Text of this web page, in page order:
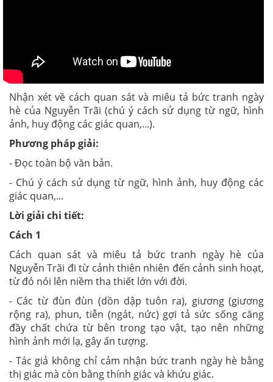
Nhận xét về cách quan sát và miêu tả bức tranh ngày
hè của Nguyễn Trãi (chú ý cách sử dụng từ ngữ, hình
ảnh, huy động các giác quan,...).
Phương pháp giải:
- Đọc toàn bộ văn bản.
- Chú ý cách sử dụng từ ngữ, hình ảnh, huy động các
giác quan,...
Lời giải chi tiết:
Cách 1
Cách quan sát và miêu tả bức tranh ngày hè của
Nguyễn Trãi đi từ cảnh thiên nhiên đến cảnh sinh hoạt,
từ đó nói lên niềm tha thiết lớn với đời.
- Các từ đùn đùn (dồn dập tuôn ra), giương (giương
rộng ra), phun, tiễn (ngát, nức) gợi tả sức sống căng
đầy chất chứa từ bên trong tạo vật, tạo nên những
hình ảnh mới lạ, gây ấn tượng.
- Tác giả không chỉ cảm nhận bức tranh ngày hè bằng
thị giác mà còn bằng thính giác và khứu giác.